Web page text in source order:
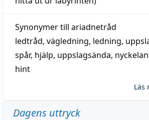
Synonymer till ariadnetråd
ledtråd, vägledning, ledning,
spår, hjälp, uppslagsända,
hint
Läs
Dagens uttryck